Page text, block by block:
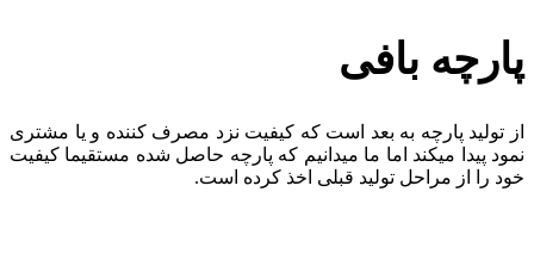
پارچه بافی
از تولید پارچه به بعد است که کیفیت نزد مصرف کننده و یا مشتری
نمود پیدا میکند اما ما میدانیم که پارچه حاصل شده مستقیما کیفیت
خود را از مراحل تولید قبلی اخذ کرده است.